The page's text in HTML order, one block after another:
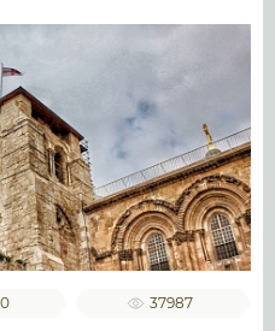
0 37987